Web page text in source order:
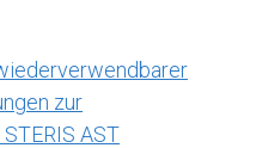
zur
AST